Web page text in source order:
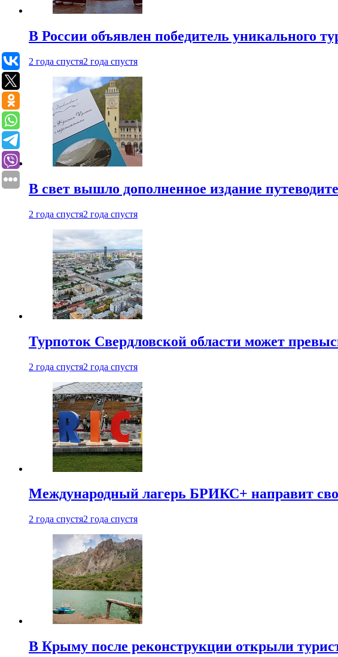
В России объявлен победитель уникального
2 года спустя2 года спустя
В свет вышло дополненное издание
2 года спустя2 года спустя
Турпоток Свердловской области может
2 года спустя2 года спустя
Международный лагерь БРИКС+ направит
2 года спустя2 года спустя
В Крыму после реконструкции открыли